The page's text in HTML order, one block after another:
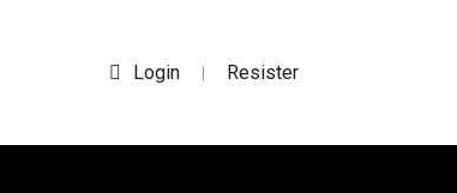
Login | Resister